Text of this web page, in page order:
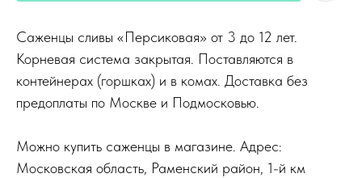
Саженцы сливы «Персиковая» от 3 до 12 лет.
Корневая система закрытая. Поставляются в
контейнерах (горшках) и в комах. Доставка без
предоплаты по Москве и Подмосковью.
Можно купить саженцы в магазине. Адрес:
Московская область, Раменский район, 1-й км